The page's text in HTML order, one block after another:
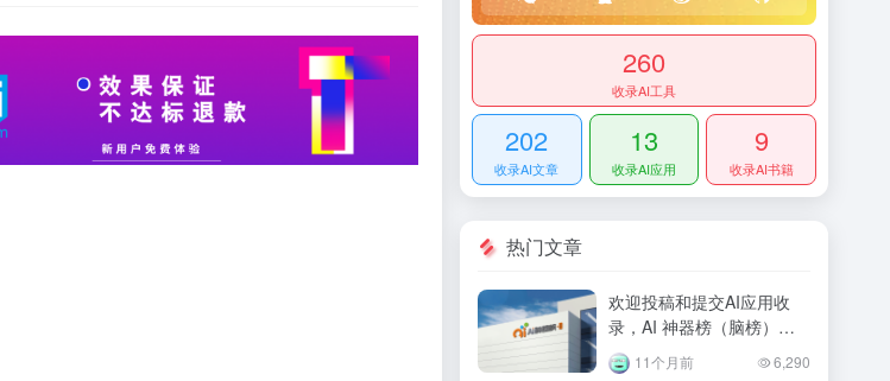
260
收录AI工具
202
收录AI文章
13
收录AI应用
9
收录AI书籍
热门文章
欢迎投稿和提交AI应用收
录，AI 神器榜（脑榜）将
会免费提供推广曝光！
11个月前 6,290